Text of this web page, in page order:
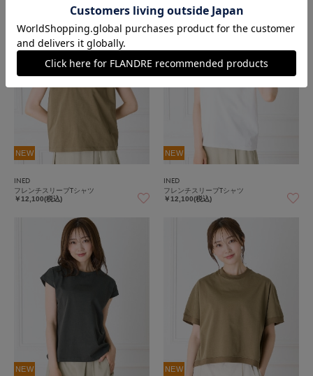
NEW
INED
フレンチスリーブTシャツ
￥12,100(税込)
NEW
INED
フレンチスリーブTシャツ
￥12,100(税込)
NEW NEW